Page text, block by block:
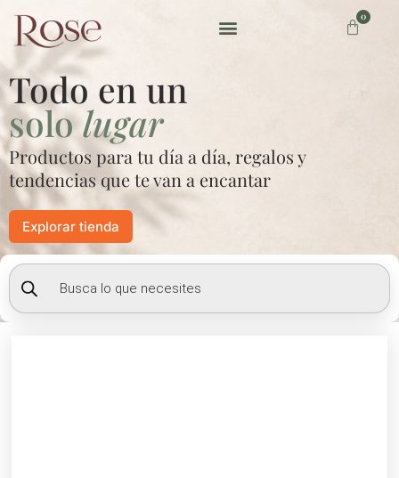
contenido
0
Carrito
Todo en un
sololugar
Productos para tu día a día, regalos y
tendencias que te van a encantar
Explorar tienda
Búsqueda
de
productos